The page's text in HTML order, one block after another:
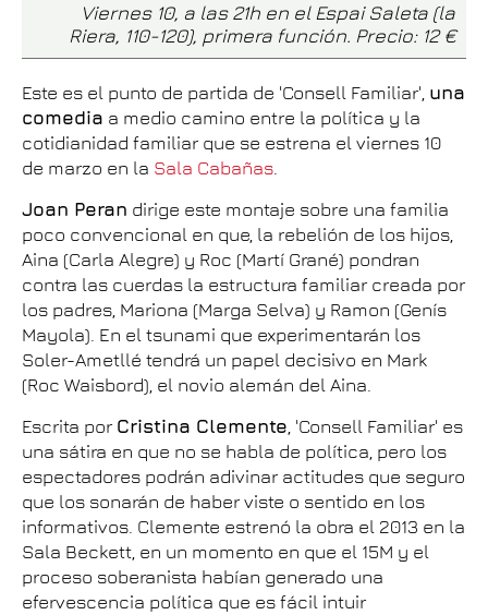
Viernes 10, a las 21h en el Espai Saleta (la
Riera, 110-120), primera función. Precio: 12 €
Este es el punto de partida de 'Consell Familiar', una
comedia a medio camino entre la política y la
cotidianidad familiar que se estrena el viernes 10
de marzo en la Sala Cabañas.
Joan Peran dirige este montaje sobre una familia
poco convencional en que, la rebelión de los hijos,
Aina (Carla Alegre) y Roc (Martí Grané) pondran
contra las cuerdas la estructura familiar creada por
los padres, Mariona (Marga Selva) y Ramon (Genís
Mayola). En el tsunami que experimentarán los
Soler-Ametllé tendrá un papel decisivo en Mark
(Roc Waisbord), el novio alemán del Aina.
Escrita por Cristina Clemente, 'Consell Familiar' es
una sátira en que no se habla de política, pero los
espectadores podrán adivinar actitudes que seguro
que los sonarán de haber viste o sentido en los
informativos. Clemente estrenó la obra el 2013 en la
Sala Beckett, en un momento en que el 15M y el
proceso soberanista habían generado una
efervescencia política que es fácil intuir